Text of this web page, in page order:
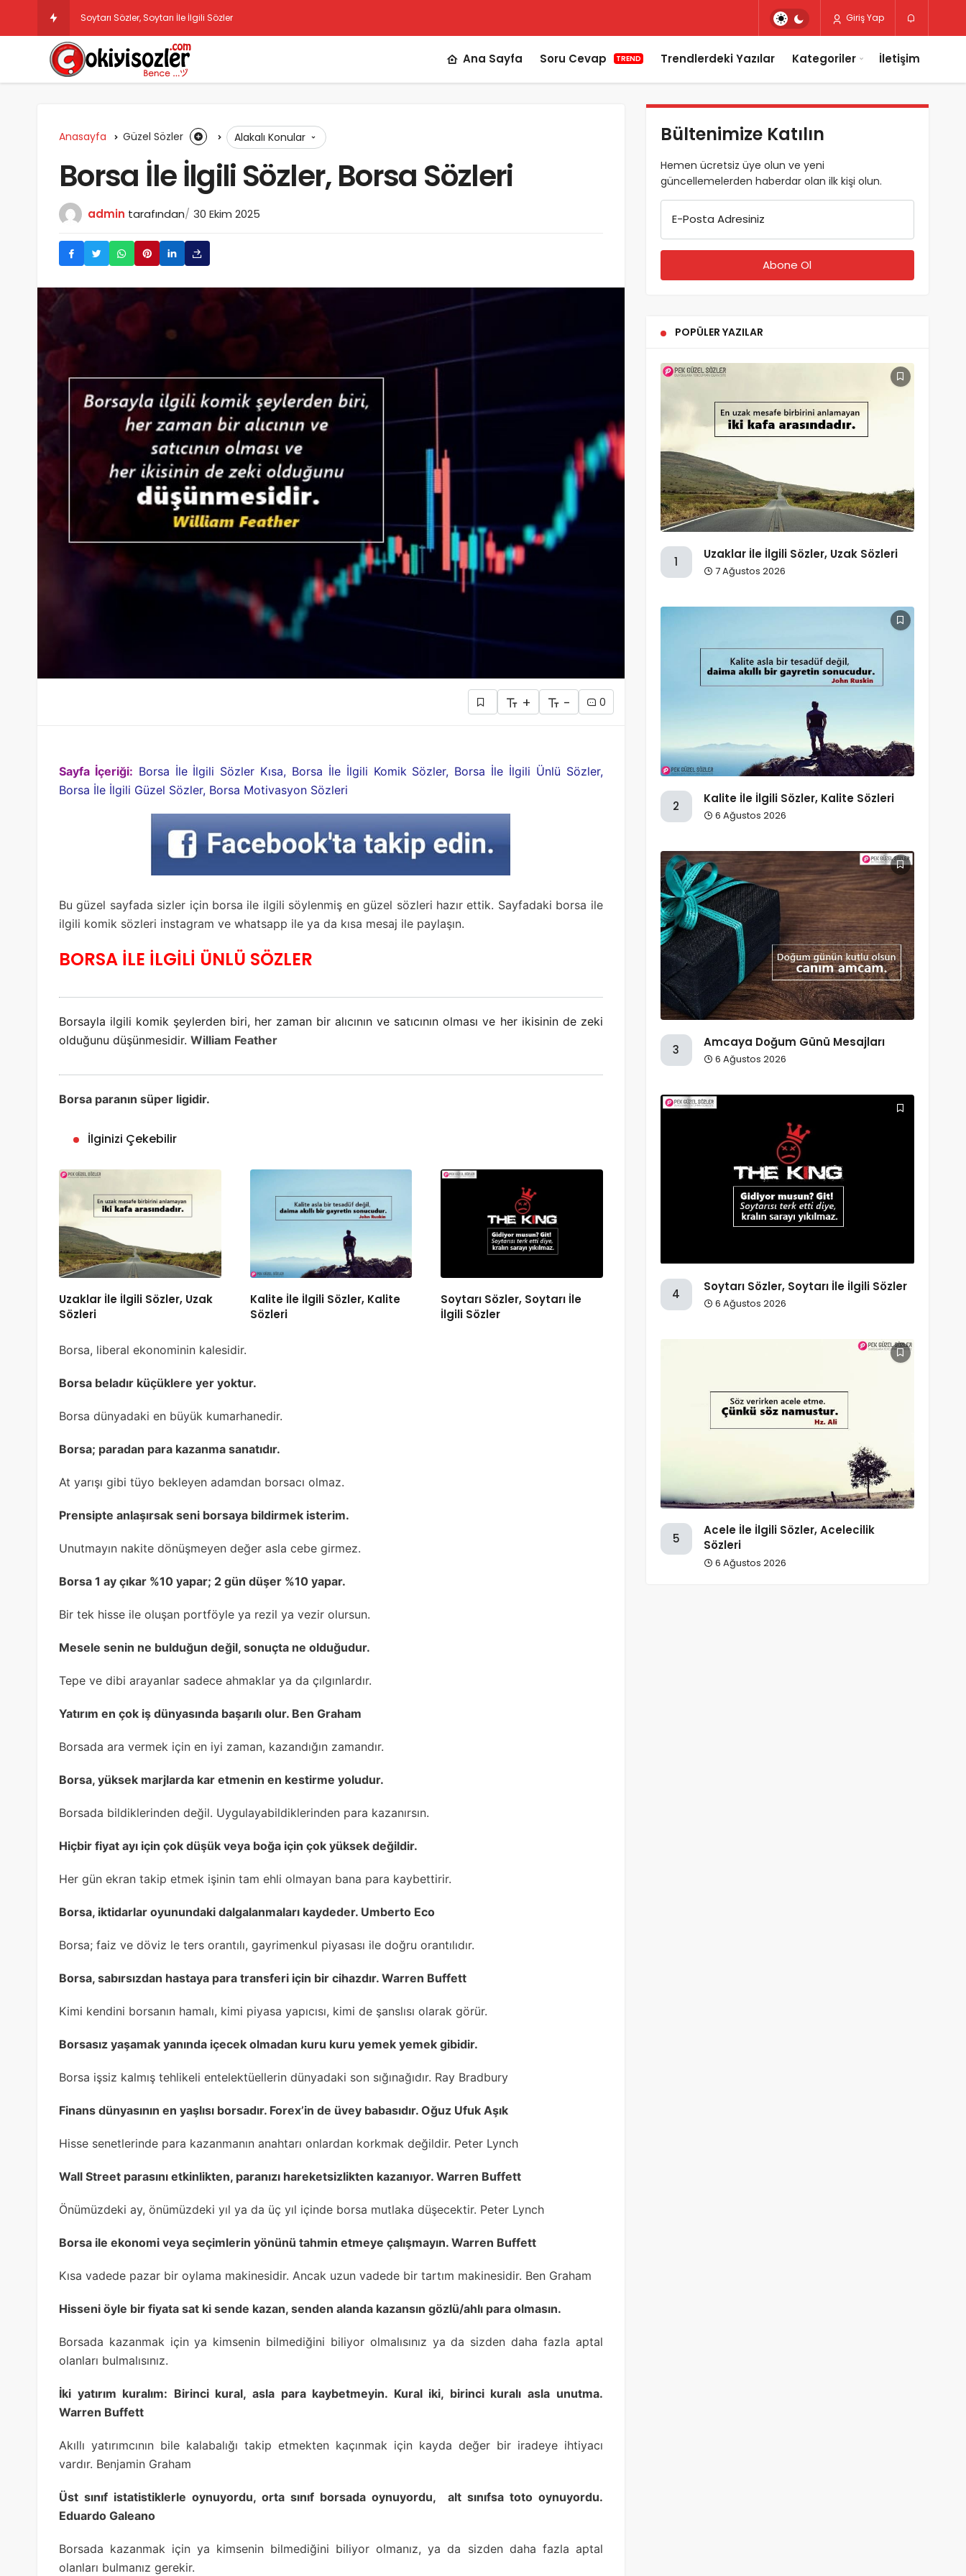
Soytarı Sözler, Soytarı İle İlgili Sözler Giriş Yap
Ana Sayfa Soru Cevap TREND Trendlerdeki Yazılar Kategoriler İletişim
Anasayfa Güzel Sözler Alakalı Konular
Borsa İle İlgili Sözler, Borsa Sözleri
admin tarafından 30 Ekim 2025
+ - 0
Sayfa İçeriği: Borsa İle İlgili Sözler Kısa, Borsa İle İlgili Komik Sözler, Borsa İle İlgili Ünlü Sözler,
Borsa İle İlgili Güzel Sözler, Borsa Motivasyon Sözleri
Bu güzel sayfada sizler için borsa ile ilgili söylenmiş en güzel sözleri hazır ettik. Sayfadaki borsa ile
ilgili komik sözleri instagram ve whatsapp ile ya da kısa mesaj ile paylaşın.
BORSA İLE İLGİLİ ÜNLÜ SÖZLER
Borsayla ilgili komik şeylerden biri, her zaman bir alıcının ve satıcının olması ve her ikisinin de zeki
olduğunu düşünmesidir. William Feather
Borsa paranın süper ligidir.
İlginizi Çekebilir
Uzaklar İle İlgili Sözler, Uzak
Sözleri
Kalite İle İlgili Sözler, Kalite
Sözleri
Soytarı Sözler, Soytarı İle
İlgili Sözler
Borsa, liberal ekonominin kalesidir.
Borsa beladır küçüklere yer yoktur.
Borsa dünyadaki en büyük kumarhanedir.
Borsa; paradan para kazanma sanatıdır.
At yarışı gibi tüyo bekleyen adamdan borsacı olmaz.
Prensipte anlaşırsak seni borsaya bildirmek isterim.
Unutmayın nakite dönüşmeyen değer asla cebe girmez.
Borsa 1 ay çıkar %10 yapar; 2 gün düşer %10 yapar.
Bir tek hisse ile oluşan portföyle ya rezil ya vezir olursun.
Mesele senin ne bulduğun değil, sonuçta ne olduğudur.
Tepe ve dibi arayanlar sadece ahmaklar ya da çılgınlardır.
Yatırım en çok iş dünyasında başarılı olur. Ben Graham
Borsada ara vermek için en iyi zaman, kazandığın zamandır.
Borsa, yüksek marjlarda kar etmenin en kestirme yoludur.
Borsada bildiklerinden değil. Uygulayabildiklerinden para kazanırsın.
Hiçbir fiyat ayı için çok düşük veya boğa için çok yüksek değildir.
Her gün ekran takip etmek işinin tam ehli olmayan bana para kaybettirir.
Borsa, iktidarlar oyunundaki dalgalanmaları kaydeder. Umberto Eco
Borsa; faiz ve döviz le ters orantılı, gayrimenkul piyasası ile doğru orantılıdır.
Borsa, sabırsızdan hastaya para transferi için bir cihazdır. Warren Buffett
Kimi kendini borsanın hamalı, kimi piyasa yapıcısı, kimi de şanslısı olarak görür.
Borsasız yaşamak yanında içecek olmadan kuru kuru yemek yemek gibidir.
Borsa işsiz kalmış tehlikeli entelektüellerin dünyadaki son sığınağıdır. Ray Bradbury
Finans dünyasının en yaşlısı borsadır. Forex’in de üvey babasıdır. Oğuz Ufuk Aşık
Hisse senetlerinde para kazanmanın anahtarı onlardan korkmak değildir. Peter Lynch
Wall Street parasını etkinlikten, paranızı hareketsizlikten kazanıyor. Warren Buffett
Önümüzdeki ay, önümüzdeki yıl ya da üç yıl içinde borsa mutlaka düşecektir. Peter Lynch
Borsa ile ekonomi veya seçimlerin yönünü tahmin etmeye çalışmayın. Warren Buffett
Kısa vadede pazar bir oylama makinesidir. Ancak uzun vadede bir tartım makinesidir. Ben Graham
Hisseni öyle bir fiyata sat ki sende kazan, senden alanda kazansın gözlü/ahlı para olmasın.
Borsada kazanmak için ya kimsenin bilmediğini biliyor olmalısınız ya da sizden daha fazla aptal
olanları bulmalısınız.
İki yatırım kuralım: Birinci kural, asla para kaybetmeyin. Kural iki, birinci kuralı asla unutma.
Warren Buffett
Akıllı yatırımcının bile kalabalığı takip etmekten kaçınmak için kayda değer bir iradeye ihtiyacı
vardır. Benjamin Graham
Üst sınıf istatistiklerle oynuyordu, orta sınıf borsada oynuyordu, alt sınıfsa toto oynuyordu.
Eduardo Galeano
Borsada kazanmak için ya kimsenin bilmediğini biliyor olmanız, ya da sizden daha fazla aptal
olanları bulmanız gerekir.
Bültenimize Katılın
Hemen ücretsiz üye olun ve yeni
güncellemelerden haberdar olan ilk kişi olun.
E-Posta Adresiniz
POPÜLER YAZILAR
1
Uzaklar İle İlgili Sözler, Uzak Sözleri
7 Ağustos 2026
2
Kalite İle İlgili Sözler, Kalite Sözleri
6 Ağustos 2026
3
Amcaya Doğum Günü Mesajları
6 Ağustos 2026
4
Soytarı Sözler, Soytarı İle İlgili Sözler
6 Ağustos 2026
5
Acele İle İlgili Sözler, Acelecilik
Sözleri
6 Ağustos 2026